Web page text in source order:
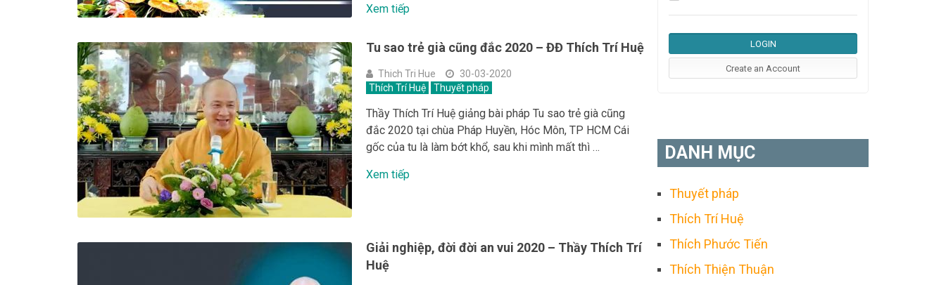
Xem tiếp
Tu sao trẻ già cũng đắc 2020 – ĐĐ Thích Trí Huệ
Thich Tri Hue
30-03-2020
Thích Trí Huệ
Thuyết pháp
Thầy Thích Trí Huệ giảng bài pháp Tu sao trẻ già cũng
đắc 2020 tại chùa Pháp Huyền, Hóc Môn, TP HCM Cái
gốc của tu là làm bớt khổ, sau khi mình mất thì …
Xem tiếp
Giải nghiệp, đời đời an vui 2020 – Thầy Thích Trí
Huệ
DANH MỤC
Thuyết pháp
Thích Trí Huệ
Thích Phước Tiến
Thích Thiện Thuận